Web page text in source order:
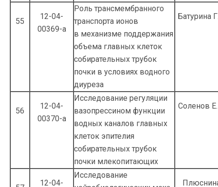
55
12-04-
00369-а
Роль трансмембранного
транспорта ионов
в механизме поддержания
объема главных клеток
собирательных трубок
почки в условиях водного
диуреза
Батурина
56
12-04-
00370-а
Исследование регуляции
вазопрессином функции
водных каналов главных
клеток эпителия
собирательных трубок
почки млекопитающих
Соленов
12-04-
Исследование